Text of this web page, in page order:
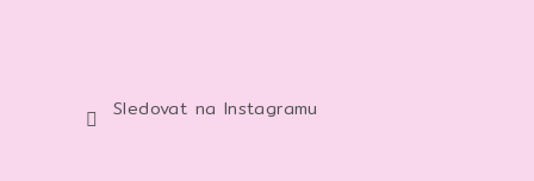
Sledovat na Instagramu